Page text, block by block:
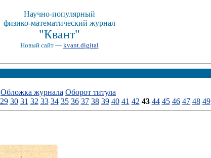
Научно-популярный
физико-математический журнал
"Квант"
Новый сайт — kvant.digital
Обложка журнала Оборот титула
29 30 31 32 33 34 35 36 37 38 39 40 41 42 43 44 45 46 47 48 49